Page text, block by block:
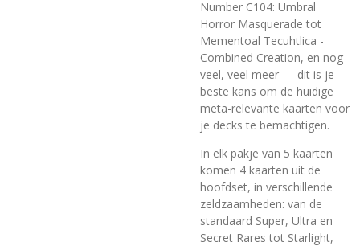
Number C104: Umbral
Horror Masquerade tot
Mementoal Tecuhtlica -
Combined Creation, en nog
veel, veel meer — dit is je
beste kans om de huidige
meta-relevante kaarten voor
je decks te bemachtigen.
In elk pakje van 5 kaarten
komen 4 kaarten uit de
hoofdset, in verschillende
zeldzaamheden: van de
standaard Super, Ultra en
Secret Rares tot Starlight,